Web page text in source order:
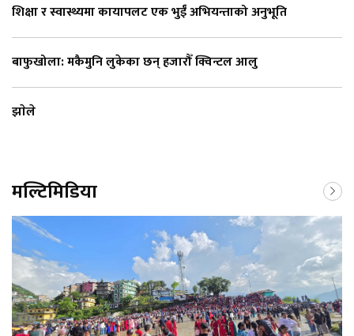
शिक्षा र स्वास्थ्यमा कायापलट एक भुईँ अभियन्ताको अनुभूति
बाफुखोला: मकैमुनि लुकेका छन् हजारौँ क्विन्टल आलु
झाेले
मल्टिमिडिया